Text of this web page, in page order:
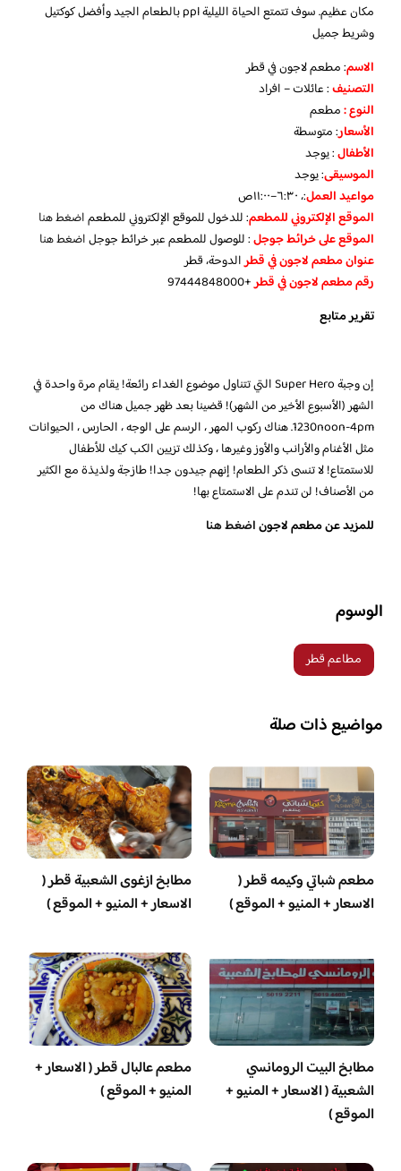
مكان عظيم. سوف تتمتع الحياة الليلية ppl بالطعام الجيد وأفضل كوكتيل
وشريط جميل
الاسم: مطعم لاجون في قطر
التصنيف: عائلات – افراد
النوع :مطعم
الأسعار:متوسطة
الأطفال:يوجد
الموسيقى:يوجد
مواعيد العمل:، ٦:٣٠–١١:٠٠ص
الموقع الإلكتروني للمطعم: للدخول للموقع الإلكتروني للمطعماضغط هنا
الموقع على خرائط جوجل: للوصول للمطعم عبر خرائط جوجلاضغط هنا
عنوان مطعم لاجون في قطرالدوحة، قطر
رقم مطعم لاجون في قطر+97444848000
تقرير متابع
إن وجبة Super Hero التي تتناول موضوع الغداء رائعة! يقام مرة واحدة في
الشهر (الأسبوع الأخير من الشهر)! قضينا بعد ظهر جميل هناك من
1230noon-4pm. هناك ركوب المهر ، الرسم على الوجه ، الحارس ، الحيوانات
مثل الأغنام والأرانب والأوز وغيرها ، وكذلك تزيين الكب كيك للأطفال
للاستمتاع! لا تنسى ذكر الطعام! إنهم جيدون جدا! طازجة ولذيذة مع الكثير
من الأصناف! لن تندم على الاستمتاع بها!
للمزيد عن مطعم لاجوناضغط هنا
الوسوم
مطاعم قطر
مواضيع ذات صلة
مطعم شباتي وكيمه قطر (
الاسعار + المنيو + الموقع )
مطابخ ازغوى الشعبية قطر (
الاسعار + المنيو + الموقع )
مطابخ البيت الرومانسي
الشعبية ( الاسعار + المنيو +
الموقع )
مطعم عالبال قطر ( الاسعار +
المنيو + الموقع )